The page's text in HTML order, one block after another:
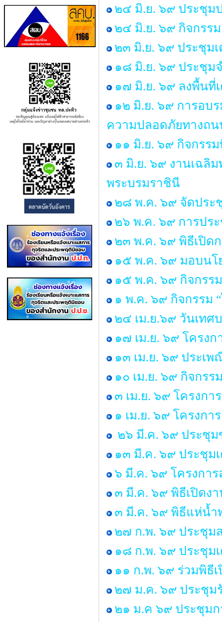
๒๔ มิ.ย. ๖๙ ประชุม
๒๔ มิ.ย. ๖๙ กิจกรร
๒๓ มิ.ย. ๖๙ ประชุม
๑๘ มิ.ย. ๖๙ ประชุม
๑๗ มิ.ย. ๖๙ ลงพื้นที่
๑๒ มิ.ย. ๖๙ การอบ
ความปลอดภัยทางถ
๑๑ มิ.ย. ๖๙ กิจกรร
๓ มิ.ย. ๖๙ งานเฉลิม
พระบรมราชินี
๒๘ พ.ค. ๖๙ จัดประ
๒๖ พ.ค. ๖๙ การปร
๒๓ พ.ค. ๖๙ พิธีเปิด
๑๕ พ.ค. ๖๙ มอบนโ
๑๕ พ.ค. ๖๙ กิจกรร
๑ พ.ค. ๖๙ กิจกรรม
๒๔ เม.ย.๖๙ วันเท
๑๗ เม.ย. ๖๙ โครง
๑๓ เม.ย. ๖๙ ประเ
๑๐ เม.ย. ๖๙ กิจกร
๓ เม.ย. ๖๙ โครงก
๑ เม.ย. ๖๙ โครงก
๒๖ มี.ค. ๖๙ ประชุม
๑๓ มี.ค. ๖๙ ประชุม
๖ มี.ค. ๖๙ โครงกา
๓ มี.ค. ๖๙ พิธีเปิดง
๓ มี.ค. ๖๙ พิธีแห่น้ำ
๒๗ ก.พ. ๖๙ ประชุม
๑๘ ก.พ. ๖๙ ประชุม
๑๑ ก.พ. ๖๙ ร่วมพิธี
๒๗ ม.ค. ๖๙ ประชุม
๒๑ ม.ค ๖๙ ประชุมก